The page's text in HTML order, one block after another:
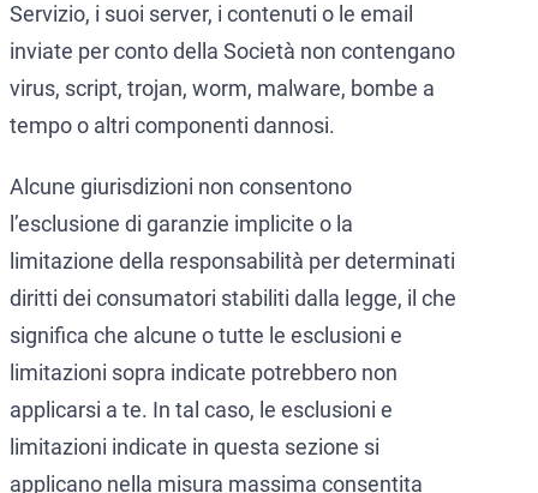
Servizio, i suoi server, i contenuti o le email
inviate per conto della Società non contengano
virus, script, trojan, worm, malware, bombe a
tempo o altri componenti dannosi.
Alcune giurisdizioni non consentono
l’esclusione di garanzie implicite o la
limitazione della responsabilità per determinati
diritti dei consumatori stabiliti dalla legge, il che
significa che alcune o tutte le esclusioni e
limitazioni sopra indicate potrebbero non
applicarsi a te. In tal caso, le esclusioni e
limitazioni indicate in questa sezione si
applicano nella misura massima consentita